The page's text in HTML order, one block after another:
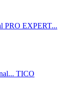
PRO EXPERT...
TICO